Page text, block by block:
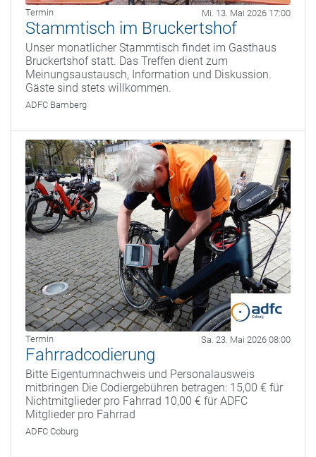
Termin Mi. 13. Mai 2026 17:00
Stammtisch im Bruckertshof
Unser monatlicher Stammtisch findet im Gasthaus
Bruckertshof statt. Das Treffen dient zum
Meinungsaustausch, Information und Diskussion.
Gäste sind stets willkommen.
ADFC Bamberg
Termin Sa. 23. Mai 2026 08:00
Fahrradcodierung
Bitte Eigentumnachweis und Personalausweis
mitbringen Die Codiergebühren betragen: 15,00 € für
Nichtmitglieder pro Fahrrad 10,00 € für ADFC
Mitglieder pro Fahrrad
ADFC Coburg